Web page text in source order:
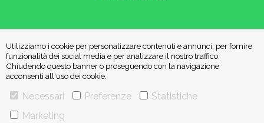
Utilizziamo i cookie per personalizzare contenuti e annunci, per fornire
funzionalità dei social media e per analizzare il nostro traffico.
Chiudendo questo banner o proseguendo con la navigazione
acconsenti all'uso dei cookie.
Necessari Preferenze
Statistiche
Marketing
CHI SIAMO CONTATTI